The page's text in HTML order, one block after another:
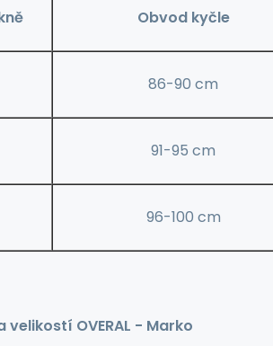
Obvod kyčle
86-90 cm
91-95 cm
96-100 cm
velikostí OVERAL - Marko